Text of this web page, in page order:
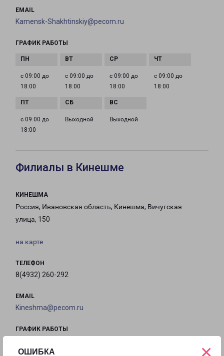
ОШИБКА
EMAIL
Kamensk-Shakhtinskiy@pecom.ru
ГРАФИК РАБОТЫ
с 09:00 до
18:00
с 09:00 до
18:00
с 09:00 до
18:00
с 09:00 до
18:00
с 09:00 до
18:00
Выходной Выходной
Филиалы в Кинешме
КИНЕШМА
Россия, Ивановская область, Кинешма, Вичугская
улица, 150
на карте
ТЕЛЕФОН
8(4932) 260-292
EMAIL
Kineshma@pecom.ru
ГРАФИК РАБОТЫ